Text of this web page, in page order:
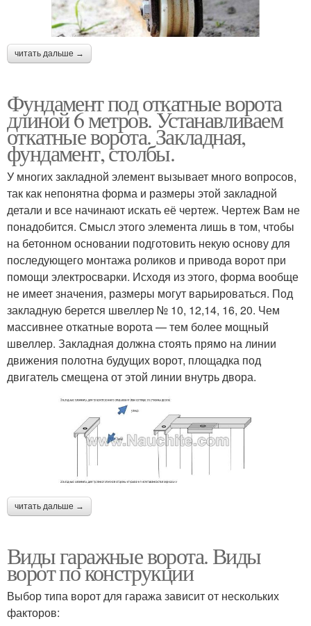
читать дальше →
Фундамент под откатные ворота
длиной 6 метров. Устанавливаем
откатные ворота. Закладная,
фундамент, столбы.
У многих закладной элемент вызывает много вопросов,
так как непонятна форма и размеры этой закладной
детали и все начинают искать её чертеж. Чертеж Вам не
понадобится. Смысл этого элемента лишь в том, чтобы
на бетонном основании подготовить некую основу для
последующего монтажа роликов и привода ворот при
помощи электросварки. Исходя из этого, форма вообще
не имеет значения, размеры могут варьироваться. Под
закладную берется швеллер № 10, 12,14, 16, 20. Чем
массивнее откатные ворота — тем более мощный
швеллер. Закладная должна стоять прямо на линии
движения полотна будущих ворот, площадка под
двигатель смещена от этой линии внутрь двора.
читать дальше →
Виды гаражные ворота. Виды
ворот по конструкции
Выбор типа ворот для гаража зависит от нескольких
факторов: